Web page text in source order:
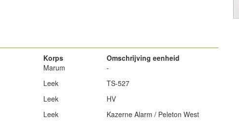
Korps
Omschrijving eenheid
Marum
-
Leek
TS-527
Leek
HV
Leek
Kazerne Alarm / Peleton West